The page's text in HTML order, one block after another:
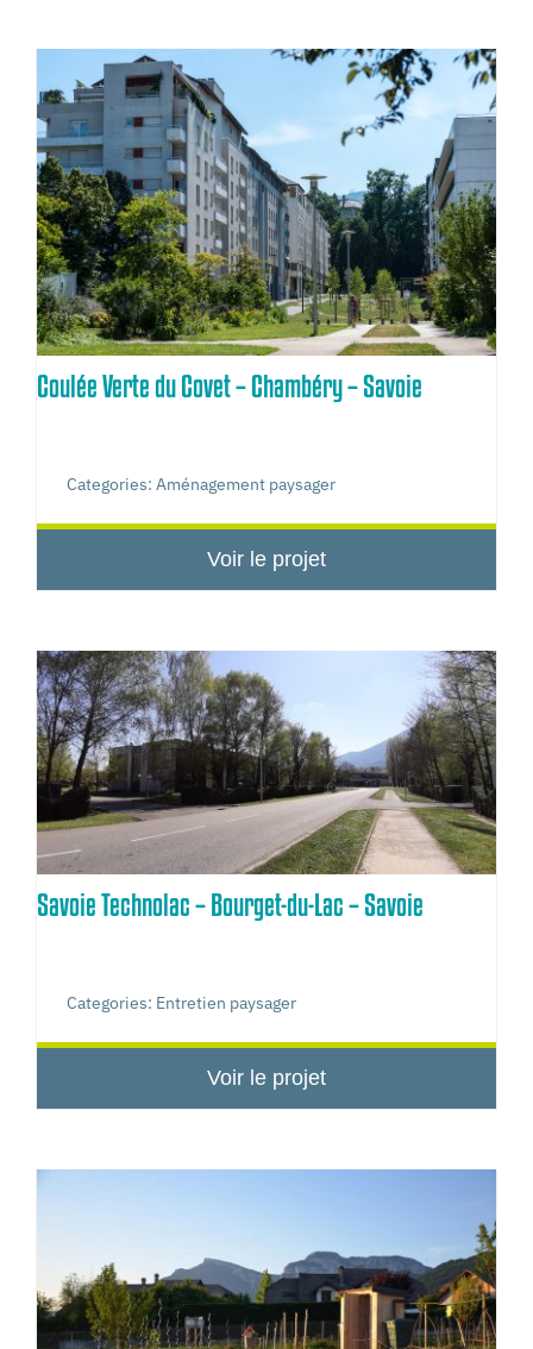
Coulée Verte du Covet – Chambéry – Savoie
Categories: Aménagement paysager
Voir le projet
Savoie Technolac – Bourget-du-Lac – Savoie
Categories: Entretien paysager
Voir le projet